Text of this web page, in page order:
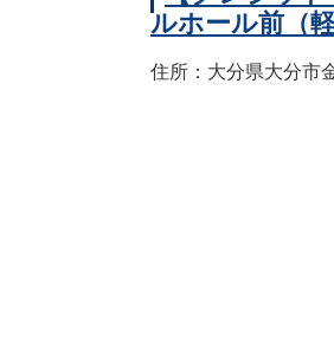
ルホール前（
住所：大分県大分市